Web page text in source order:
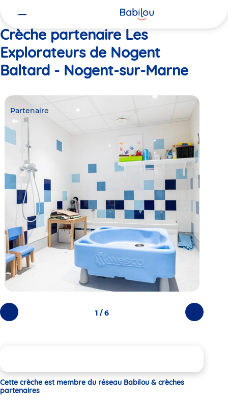
Crèche partenaire Les
Explorateurs de Nogent
Baltard - Nogent-sur-Marne
Photos
précédentes
Photos
suivantes
Partenaire
1 / 6
Cette crèche est membre du réseau Babilou & crèches
partenaires